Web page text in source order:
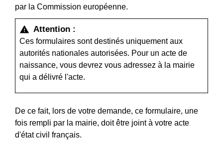
par la Commission européenne.
warning Attention :
Ces formulaires sont destinés uniquement aux
autorités nationales autorisées. Pour un acte de
naissance, vous devrez vous adressez à la mairie
qui a délivré l'acte.
De ce fait, lors de votre demande, ce formulaire, une
fois rempli par la mairie, doit être joint à votre acte
d'état civil français.